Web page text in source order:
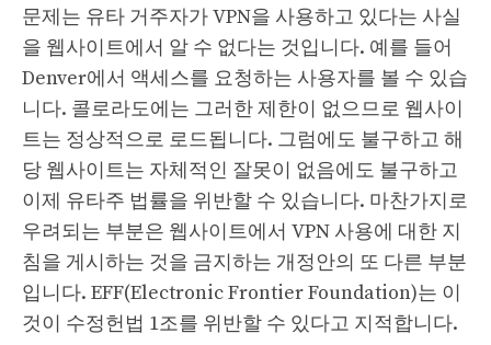
문제는 유타 거주자가 VPN을 사용하고 있다는 사실
을 웹사이트에서 알 수 없다는 것입니다. 예를 들어
Denver에서 액세스를 요청하는 사용자를 볼 수 있습
니다. 콜로라도에는 그러한 제한이 없으므로 웹사이
트는 정상적으로 로드됩니다. 그럼에도 불구하고 해
당 웹사이트는 자체적인 잘못이 없음에도 불구하고
이제 유타주 법률을 위반할 수 있습니다. 마찬가지로
우려되는 부분은 웹사이트에서 VPN 사용에 대한 지
침을 게시하는 것을 금지하는 개정안의 또 다른 부분
입니다. EFF(Electronic Frontier Foundation)는 이
것이 수정헌법 1조를 위반할 수 있다고 지적합니다.